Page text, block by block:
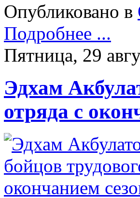
Опубликовано в
Подробнее ...
Пятница, 29
Эдхам
отряда с